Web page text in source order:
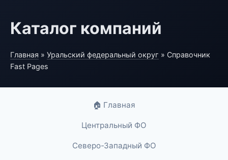
Каталог компаний
Главная » Уральский федеральный округ » Справочник
Fast Pages
🏠 Главная
Центральный ФО
Северо-Западный ФО